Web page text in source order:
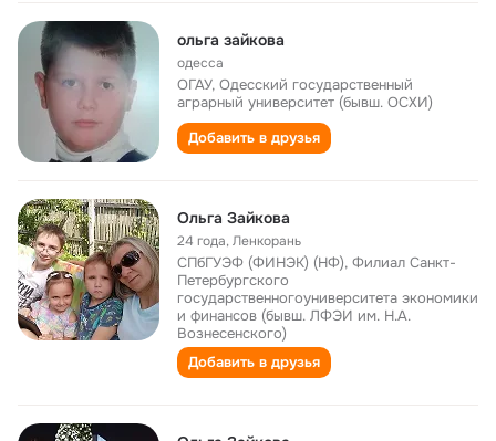
ольга зайкова
одесса
ОГАУ, Одесский государственный
аграрный университет (бывш. ОСХИ)
Добавить в друзья
Ольга Зайкова
24 года,Ленкорань
СПбГУЭФ (ФИНЭК) (НФ), Филиал Санкт-
Петербургского
государственногоуниверситета экономики
и финансов (бывш. ЛФЭИ им. Н.А.
Вознесенского)
Добавить в друзья